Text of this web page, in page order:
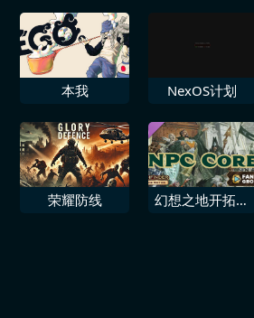
本我 NexOS计划
荣耀防线
幻想之地开拓者